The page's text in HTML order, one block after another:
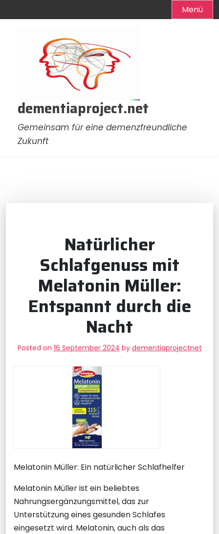
Menü
dementiaproject.net
Gemeinsam für eine demenzfreundliche
Zukunft
Natürlicher
Schlafgenuss mit
Melatonin Müller:
Entspannt durch die
Nacht
Posted on 16 September 2024 by dementiaprojectnet
Melatonin Müller: Ein natürlicher Schlafhelfer
Melatonin Müller ist ein beliebtes
Nahrungsergänzungsmittel, das zur
Unterstützung eines gesunden Schlafes
eingesetzt wird. Melatonin, auch als das